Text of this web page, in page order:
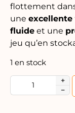
flottement
une excellente
fluide et une
jeu qu’en
1 en stock
+
−